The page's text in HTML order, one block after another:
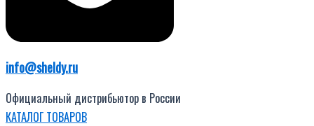
info@sheldy.ru
Официальный дистрибьютор в России
КАТАЛОГ ТОВАРОВ